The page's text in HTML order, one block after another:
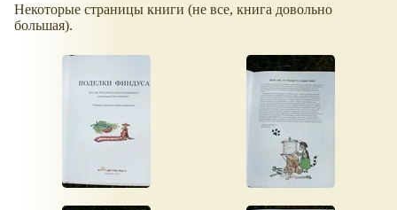
Некоторые страницы книги (не все, книга довольно
большая).